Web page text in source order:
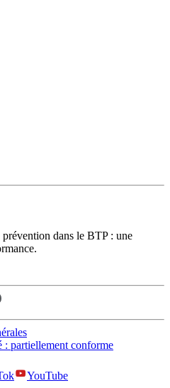
dans le BTP : une
: partiellement conforme
YouTube